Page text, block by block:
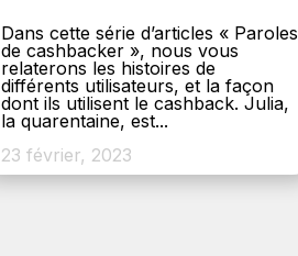
Dans cette série d’articles « Paroles
de cashbacker », nous vous
relaterons les histoires de
différents utilisateurs, et la façon
dont ils utilisent le cashback. Julia,
la quarentaine, est...
23 février, 2023